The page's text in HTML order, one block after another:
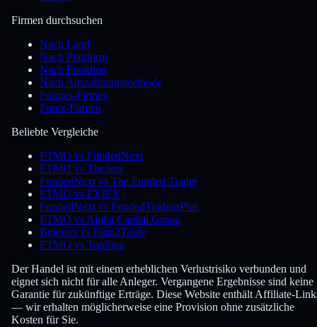
Firmen durchsuchen
Nach Land
Nach Plattform
Nach Funktion
Nach Auszahlungsmethode
Futures-Firmen
Forex-Firmen
Beliebte Vergleiche
FTMO vs FundedNext
FTMO vs The5ers
FundedNext vs The Funded Trader
FTMO vs FXIFY
FundedNext vs FundedTradingPlus
FTMO vs Alpha Capital Group
Bulenox vs Earn2Trade
FTMO vs TopStep
Der Handel ist mit einem erheblichen Verlustrisiko verbunden und
eignet sich nicht für alle Anleger. Vergangene Ergebnisse sind keine
Garantie für zukünftige Erträge. Diese Website enthält Affiliate-
— wir erhalten möglicherweise eine Provision ohne zusätzliche
Kosten für Sie.